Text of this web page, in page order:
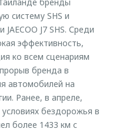
систему SHS и
J7 SHS. Среди
эффективность,
ко всем сценариям
бренда в
автомобилей на
Ранее, в апреле,
бездорожья в
более 1433 км с